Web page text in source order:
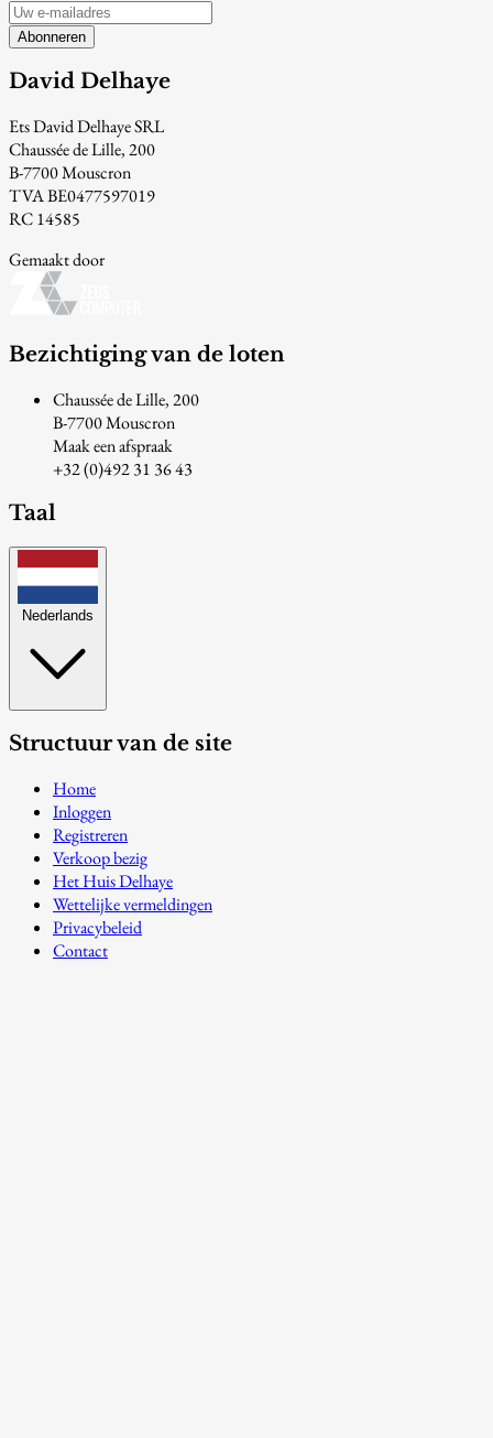
Abonneren
David Delhaye
Ets David Delhaye SRL
Chaussée de Lille, 200
B-7700 Mouscron
TVA BE0477597019
RC 14585
Gemaakt door
Bezichtiging van de loten
Chaussée de Lille, 200
B-7700 Mouscron
Maak een afspraak
+32 (0)492 31 36 43
Taal
Nederlands
Structuur van de site
Home
Inloggen
Registreren
Verkoop bezig
Het Huis Delhaye
Wettelijke vermeldingen
Privacybeleid
Contact